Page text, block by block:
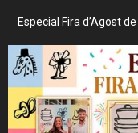
Especial Fira d’Agost